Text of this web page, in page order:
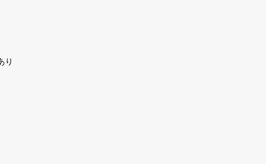
り